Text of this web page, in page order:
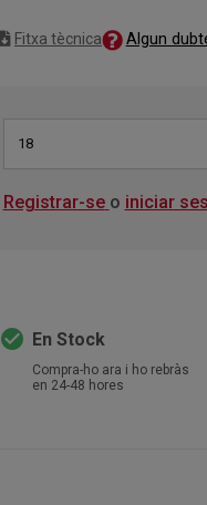
Fitxa tècnica Algun
18
Registrar-se o iniciar
check_circle En Stock
Compra-ho ara i ho rebràs
en 24-48 hores